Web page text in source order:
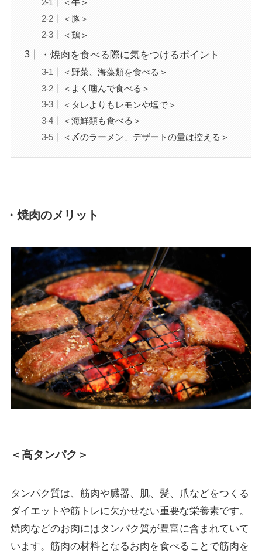
＜牛＞
＜豚＞
＜鶏＞
・焼肉を食べる際に気をつけるポイント
＜野菜、海藻類を食べる＞
＜よく噛んで食べる＞
＜タレよりもレモンや塩で＞
＜海鮮類も食べる＞
＜〆のラーメン、デザートの量は控える＞
・焼肉のメリット
＜高タンパク＞
タンパク質は、筋肉や臓器、肌、髪、爪などをつくる
ダイエットや筋トレに欠かせない重要な栄養素です。
焼肉などのお肉にはタンパク質が豊富に含まれていて
います。筋肉の材料となるお肉を食べることで筋肉を